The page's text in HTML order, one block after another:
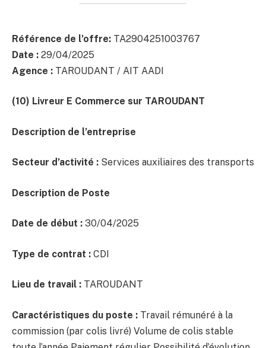
Référence de l’offre: TA2904251003767
Date : 29/04/2025
Agence : TAROUDANT / AIT AADI
(10) Livreur E Commerce sur TAROUDANT
Description de l’entreprise
Secteur d’activité : Services auxiliaires des transports
Description de Poste
Date de début : 30/04/2025
Type de contrat : CDI
Lieu de travail : TAROUDANT
Caractéristiques du poste : Travail rémunéré à la
commission (par colis livré) Volume de colis stable